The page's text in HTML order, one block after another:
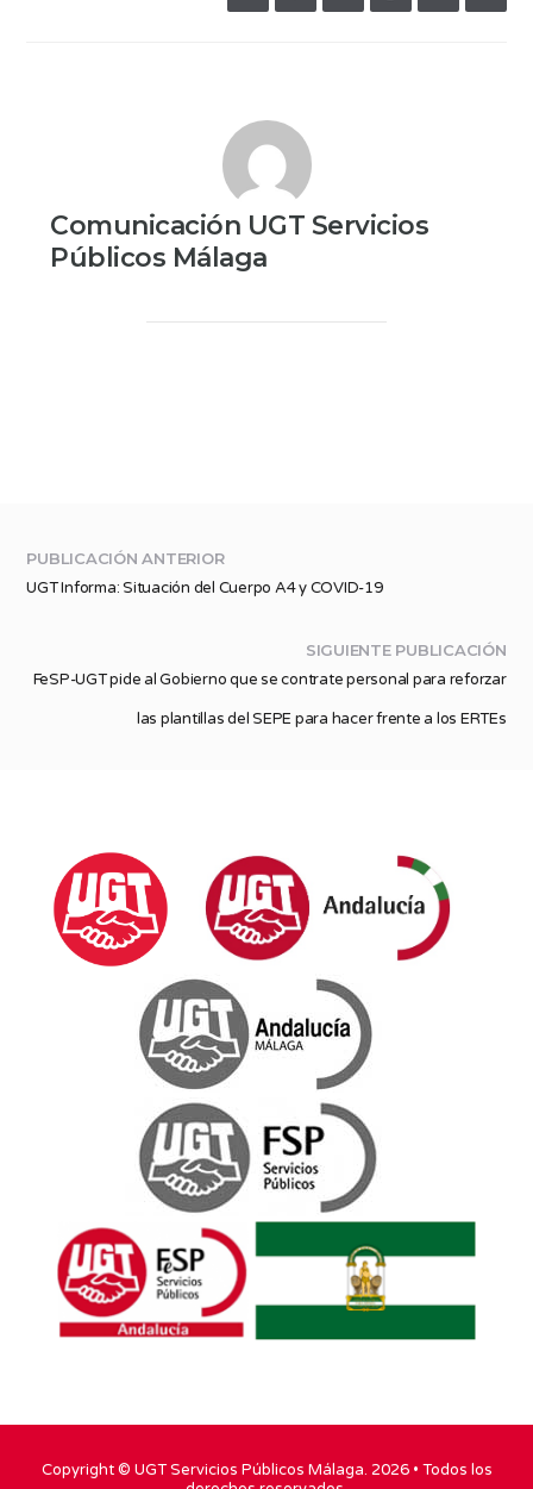
Comunicación UGT Servicios
Públicos Málaga
PUBLICACIÓN ANTERIOR
UGT Informa: Situación del Cuerpo A4 y COVID-19
SIGUIENTE PUBLICACIÓN
FeSP-UGT pide al Gobierno que se contrate personal para reforzar
las plantillas del SEPE para hacer frente a los ERTEs
Copyright © UGT Servicios Públicos Málaga. 2026 • Todos los